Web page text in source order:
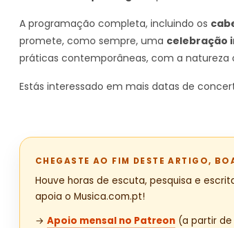
A programação completa, incluindo os
promete, como sempre, uma celebração
práticas contemporâneas, com a natureza
Estás interessado em mais datas de
CHEGASTE AO FIM DESTE ARTIGO,
Houve horas de escuta, pesquisa e
apoia o Musica.com.pt!
→ Apoio mensal no Patreon (a partir